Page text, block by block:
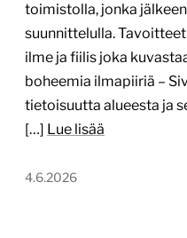
toimistolla, jonka
suunnittelulla.
ilme ja fiilis joka
boheemia ilmapiiriä –
tietoisuutta alueesta ja
[…] Lue lisää
4.6.2026